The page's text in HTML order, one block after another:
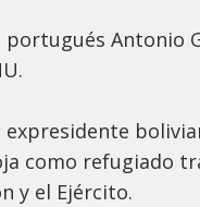
portugués Antonio
expresidente
como refugiado
y el Ejército.